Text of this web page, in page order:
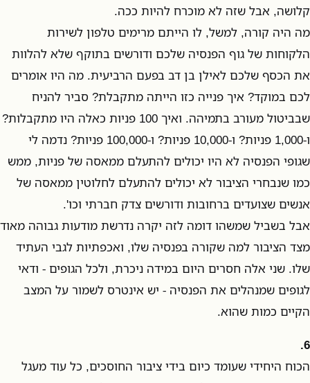
קלושה, אבל שזה לא מוכרח להיות ככה.
מה היה קורה, למשל, לו הייתם מרימים טלפון לשירות
הלקוחות של גוף הפנסיה שלכם ודורשים בתוקף שלא להלוות
את הכסף שלכם לאילן בן דב בפעם הרביעית. מה היו אומרים
לכם במוקד? איך פנייה כזו הייתה מתקבלת? סביר להניח
שבביטול מעורב בתמיהה. ואיך 100 פניות כאלה היו מתקבלות?
ו-1,000 פניות? ו-10,000 פניות? ו-100,000 פניות? נדמה לי
שגופי הפנסיה לא היו יכולים להתעלם ממאסה של פניות, ממש
כמו שנבחרי הציבור לא יכולים להתעלם לחלוטין ממאסה של
אנשים שצועדים ברחובות ודורשים צדק חברתי וכו'.
אבל בשביל שמשהו דומה לזה יקרה נדרשת מודעות גבוהה מאוד
מצד הציבור למה שקורה בפנסיה שלו, ואכפתיות לגבי העתיד
שלו. שני אלה חסרים היום במידה ניכרת, ולכל הגופים - ודאי
לגופים שמנהלים את הפנסיה - יש אינטרס לשמור על המצב
הקיים כמות שהוא.
6.
הכוח היחידי שעומד כיום בידי ציבור החוסכים, כל עוד מעגל